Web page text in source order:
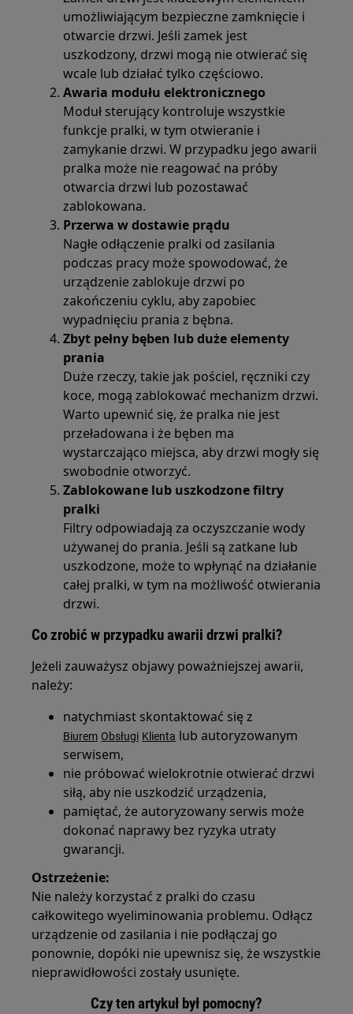
umożliwiającym bezpieczne zamknięcie i
otwarcie drzwi. Jeśli zamek jest
uszkodzony, drzwi mogą nie otwierać się
wcale lub działać tylko częściowo.
Awaria modułu elektronicznego
Moduł sterujący kontroluje wszystkie
funkcje pralki, w tym otwieranie i
zamykanie drzwi. W przypadku jego awarii
pralka może nie reagować na próby
otwarcia drzwi lub pozostawać
zablokowana.
Przerwa w dostawie prądu
Nagłe odłączenie pralki od zasilania
podczas pracy może spowodować, że
urządzenie zablokuje drzwi po
zakończeniu cyklu, aby zapobiec
wypadnięciu prania z bębna.
Zbyt pełny bęben lub duże elementy
prania
Duże rzeczy, takie jak pościel, ręczniki czy
koce, mogą zablokować mechanizm drzwi.
Warto upewnić się, że pralka nie jest
przeładowana i że bęben ma
wystarczająco miejsca, aby drzwi mogły się
swobodnie otworzyć.
Zablokowane lub uszkodzone filtry
pralki
Filtry odpowiadają za oczyszczanie wody
używanej do prania. Jeśli są zatkane lub
uszkodzone, może to wpłynąć na działanie
całej pralki, w tym na możliwość otwierania
drzwi.
Co zrobić w przypadku awarii drzwi pralki?
Jeżeli zauważysz objawy poważniejszej awarii,
należy:
natychmiast skontaktować się z
Biurem Obsługi Klienta lub autoryzowanym
serwisem,
nie próbować wielokrotnie otwierać drzwi
siłą, aby nie uszkodzić urządzenia,
pamiętać, że autoryzowany serwis może
dokonać naprawy bez ryzyka utraty
gwarancji.
Ostrzeżenie:
Nie należy korzystać z pralki do czasu
całkowitego wyeliminowania problemu. Odłącz
urządzenie od zasilania i nie podłączaj go
ponownie, dopóki nie upewnisz się, że wszystkie
nieprawidłowości zostały usunięte.
Czy ten artykuł był pomocny?